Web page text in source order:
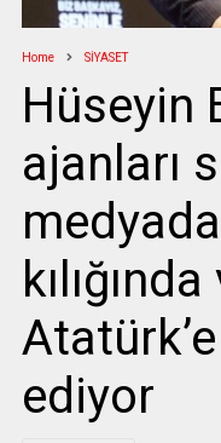
Home SİYASET
Hüseyin
ajanları
ediyor